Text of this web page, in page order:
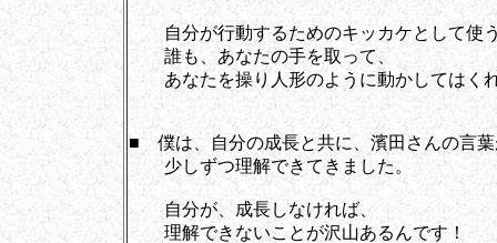
自分が行動するためのキッカケとして使
誰も、あなたの手を取って、
あなたを操り人形のように動かしてはく
■ 僕は、自分の成長と共に、濱田さんの言葉
少しずつ理解できてきました。
自分が、成長しなければ、
理解できないことが沢山あるんです！